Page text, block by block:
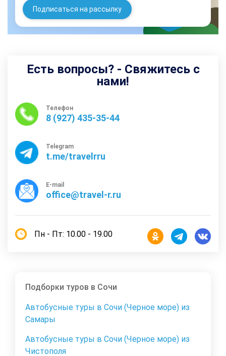
Подписаться на рассылку
Есть вопросы? - Свяжитесь с
нами!
Телефон
8 (927) 435-35-44
Telegram
t.me/travelrru
E-mail
office@travel-r.ru
Пн - Пт: 10.00 - 19.00
Подборки туров в Сочи
Автобусные туры в Сочи (Черное море) из
Самары
Автобусные туры в Сочи (Черное море) из
Чистополя